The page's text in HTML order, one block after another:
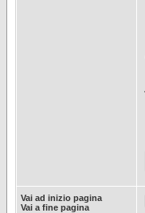
Vai ad inizio pagina
Vai a fine pagina